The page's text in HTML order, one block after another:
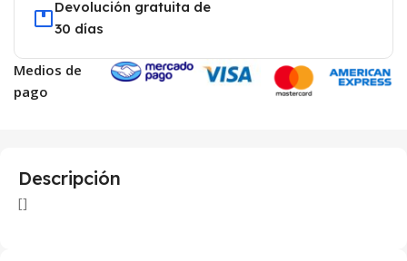
Devolución gratuita de
30 días
Medios de
pago
Descripción
[]